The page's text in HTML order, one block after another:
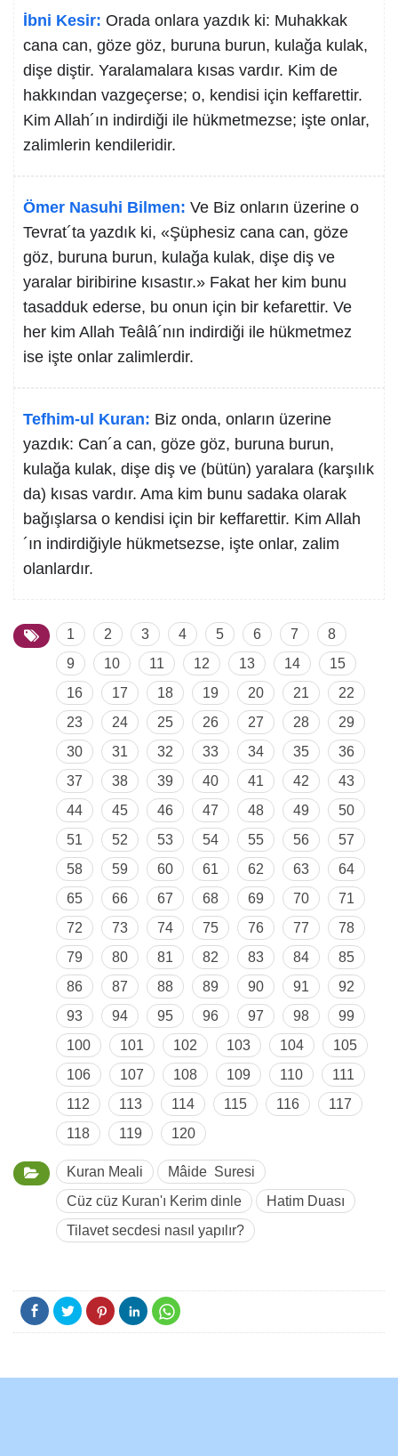
İbni Kesir: Orada onlara yazdık ki: Muhakkak
cana can, göze göz, buruna burun, kulağa kulak,
dişe diştir. Yaralamalara kısas vardır. Kim de
hakkından vazgeçerse; o, kendisi için keffarettir.
Kim Allah´ın indirdiği ile hükmetmezse; işte onlar,
zalimlerin kendileridir.
Ömer Nasuhi Bilmen: Ve Biz onların üzerine o
Tevrat´ta yazdık ki, «Şüphesiz cana can, göze
göz, buruna burun, kulağa kulak, dişe diş ve
yaralar biribirine kısastır.» Fakat her kim bunu
tasadduk ederse, bu onun için bir kefarettir. Ve
her kim Allah Teâlâ´nın indirdiği ile hükmetmez
ise işte onlar zalimlerdir.
Tefhim-ul Kuran: Biz onda, onların üzerine
yazdık: Can´a can, göze göz, buruna burun,
kulağa kulak, dişe diş ve (bütün) yaralara (karşılık
da) kısas vardır. Ama kim bunu sadaka olarak
bağışlarsa o kendisi için bir keffarettir. Kim Allah
´ın indirdiğiyle hükmetsezse, işte onlar, zalim
olanlardır.
1 2 3 4 5 6 7
8
9
10 11 12 13 14
15
16
17 18 19 20 21
22
23
24 25 26 27 28
29
30
31 32 33 34 35
36
37
38 39 40 41 42
43
44
45 46 47 48 49
50
51
52 53 54 55 56
57
58
59 60 61 62 63
64
65
66 67 68 69 70
71
72
73 74 75 76 77
78
79
80 81 82 83 84
85
86
87 88 89 90 91
92
93
94 95 96 97 98
99
100
101 102 103 104
105
106
107 108 109 110
111
112
113 114 115 116
117
118
119 120
Kuran Meali
Mâide Suresi
Cüz cüz Kuran'ı Kerim dinle
Hatim Duası
Tilavet secdesi nasıl yapılır?